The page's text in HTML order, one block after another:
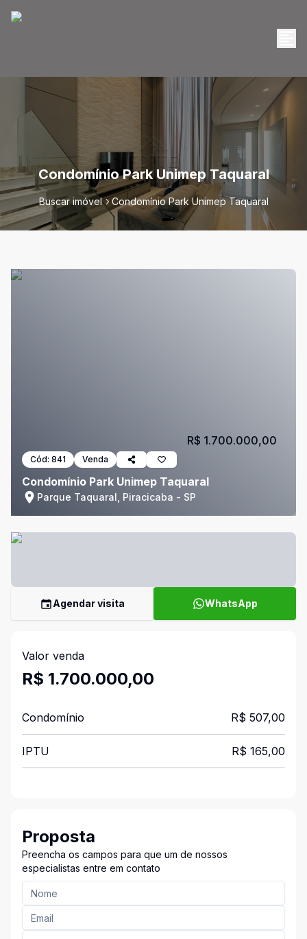
Condomínio Park Unimep Taquaral
Buscar imóvel Condomínio Park Unimep Taquaral
Cód: 841 Venda
Condomínio Park Unimep Taquaral
Parque Taquaral, Piracicaba - SP
R$ 1.700.000,00
Agendar visita WhatsApp
Valor venda
R$ 1.700.000,00
Condomínio R$ 507,00
IPTU R$ 165,00
Proposta
Preencha os campos para que um de nossos
especialistas entre em contato